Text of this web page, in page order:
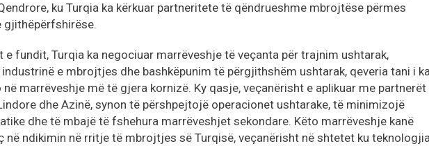
ku Turqia ka kërkuar partneritete të qëndrueshme mbrojtëse përmes
gjithëpërfshirëse.
e fundit, Turqia ka negociuar marrëveshje të veçanta për trajnim ushtarak,
industrinë e mbrojtjes dhe bashkëpunim të përgjithshëm ushtarak, qeveria tani i
marrëveshje më të gjera kornizë. Ky qasje, veçanërisht e aplikuar me partnerët
dhe Azinë, synon të përshpejtojë operacionet ushtarake, të minimizojë
dhe të mbajë të fshehura marrëveshjet sekondare. Këto marrëveshje kanë
në ndikimin në rritje të mbrojtjes së Turqisë, veçanërisht në shtetet ku